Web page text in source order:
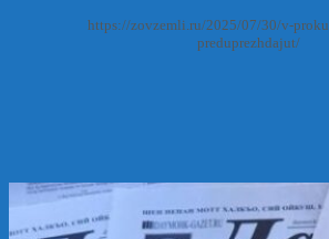
https://zovzemli.ru/2025/07/30/v-
preduprezhdajut/